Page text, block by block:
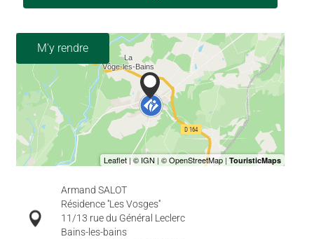
M'y rendre
Armand SALOT
Résidence ''Les Vosges''
11/13 rue du Général Leclerc
Bains-les-bains